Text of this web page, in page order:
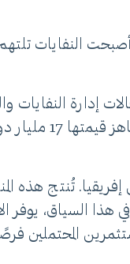
النفايات
إدارة
هذا السياق، يوفر
المحتملين